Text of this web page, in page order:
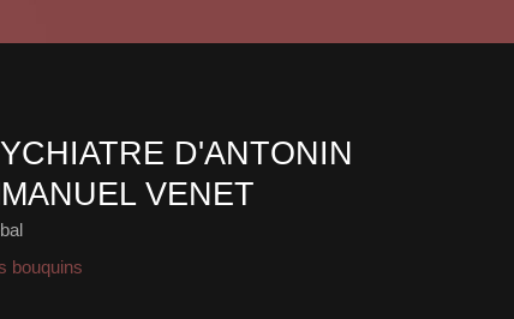
D'ANTONIN
VENET
bouquins